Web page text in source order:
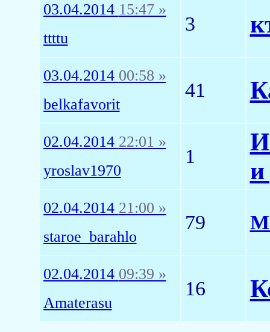
03.04.2014 15:47 »
ttttu
3
03.04.2014 00:58 »
belkafavorit
41
02.04.2014 22:01 »
yroslav1970
1
и
02.04.2014 21:00 »
staroe_barahlo
79
02.04.2014 09:39 »
Amaterasu
16